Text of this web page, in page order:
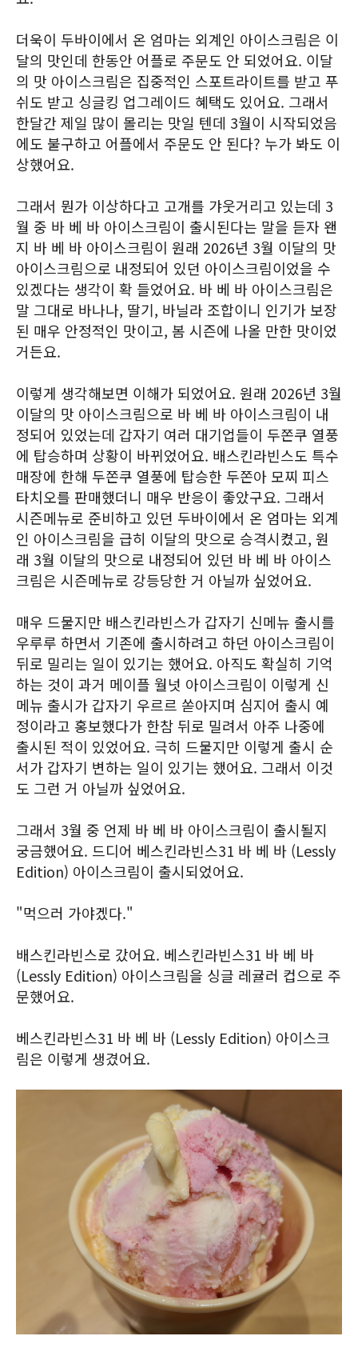
더욱이 두바이에서 온 엄마는 외계인 아이스크림은 이
달의 맛인데 한동안 어플로 주문도 안 되었어요. 이달
의 맛 아이스크림은 집중적인 스포트라이트를 받고 푸
쉬도 받고 싱글킹 업그레이드 혜택도 있어요. 그래서
한달간 제일 많이 몰리는 맛일 텐데 3월이 시작되었음
에도 불구하고 어플에서 주문도 안 된다? 누가 봐도 이
상했어요.
그래서 뭔가 이상하다고 고개를 갸웃거리고 있는데 3
월 중 바 베 바 아이스크림이 출시된다는 말을 듣자 왠
지 바 베 바 아이스크림이 원래 2026년 3월 이달의 맛
아이스크림으로 내정되어 있던 아이스크림이었을 수
있겠다는 생각이 확 들었어요. 바 베 바 아이스크림은
말 그대로 바나나, 딸기, 바닐라 조합이니 인기가 보장
된 매우 안정적인 맛이고, 봄 시즌에 나올 만한 맛이었
거든요.
이렇게 생각해보면 이해가 되었어요. 원래 2026년 3월
이달의 맛 아이스크림으로 바 베 바 아이스크림이 내
정되어 있었는데 갑자기 여러 대기업들이 두쫀쿠 열풍
에 탑승하며 상황이 바뀌었어요. 배스킨라빈스도 특수
매장에 한해 두쫀쿠 열풍에 탑승한 두쫀아 모찌 피스
타치오를 판매했더니 매우 반응이 좋았구요. 그래서
시즌메뉴로 준비하고 있던 두바이에서 온 엄마는 외계
인 아이스크림을 급히 이달의 맛으로 승격시켰고, 원
래 3월 이달의 맛으로 내정되어 있던 바 베 바 아이스
크림은 시즌메뉴로 강등당한 거 아닐까 싶었어요.
매우 드물지만 배스킨라빈스가 갑자기 신메뉴 출시를
우루루 하면서 기존에 출시하려고 하던 아이스크림이
뒤로 밀리는 일이 있기는 했어요. 아직도 확실히 기억
하는 것이 과거 메이플 월넛 아이스크림이 이렇게 신
메뉴 출시가 갑자기 우르르 쏟아지며 심지어 출시 예
정이라고 홍보했다가 한참 뒤로 밀려서 아주 나중에
출시된 적이 있었어요. 극히 드물지만 이렇게 출시 순
서가 갑자기 변하는 일이 있기는 했어요. 그래서 이것
도 그런 거 아닐까 싶었어요.
그래서 3월 중 언제 바 베 바 아이스크림이 출시될지
궁금했어요. 드디어 베스킨라빈스31 바 베 바 (Lessly
Edition) 아이스크림이 출시되었어요.
"먹으러 가야겠다."
배스킨라빈스로 갔어요. 베스킨라빈스31 바 베 바
(Lessly Edition) 아이스크림을 싱글 레귤러 컵으로 주
문했어요.
베스킨라빈스31 바 베 바 (Lessly Edition) 아이스크
림은 이렇게 생겼어요.